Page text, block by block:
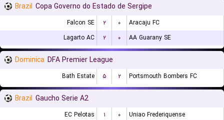
Brazil Copa Governo do Estado de Sergipe
Falcon SE ۲ ۰
Aracaju FC
Lagarto AC
۲ ۰ AA Guarany SE
Dominica DFA Premier League
Bath Estate ۵ ۲ Portsmouth Bombers FC
Brazil Gaucho Serie A2
EC Pelotas ۱ ۰
Uniao Frederiquense